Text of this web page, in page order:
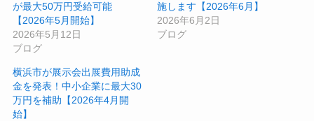
が最大50万円受給可能
【2026年5月開始】
2026年5月12日
ブログ
施します【2026年6月】
2026年6月2日
ブログ
横浜市が展示会出展費用助成
金を発表！中小企業に最大30
万円を補助【2026年4月開
始】